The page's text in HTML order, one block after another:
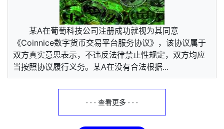
某A在葡萄科技公司注册成功就视为其同意
《Coinnice数字货币交易平台服务协议》，该协议属于
双方真实意思表示，不违反法律禁止性规定，双方均应
当按照协议履行义务。某A在没有合法根据...
· · · 查看更多 · · ·